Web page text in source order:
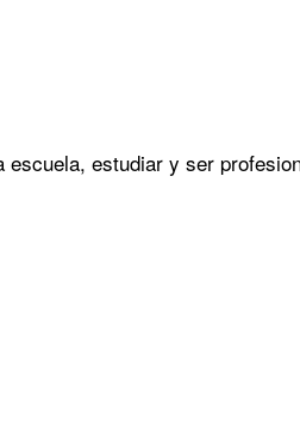
estudiar y ser